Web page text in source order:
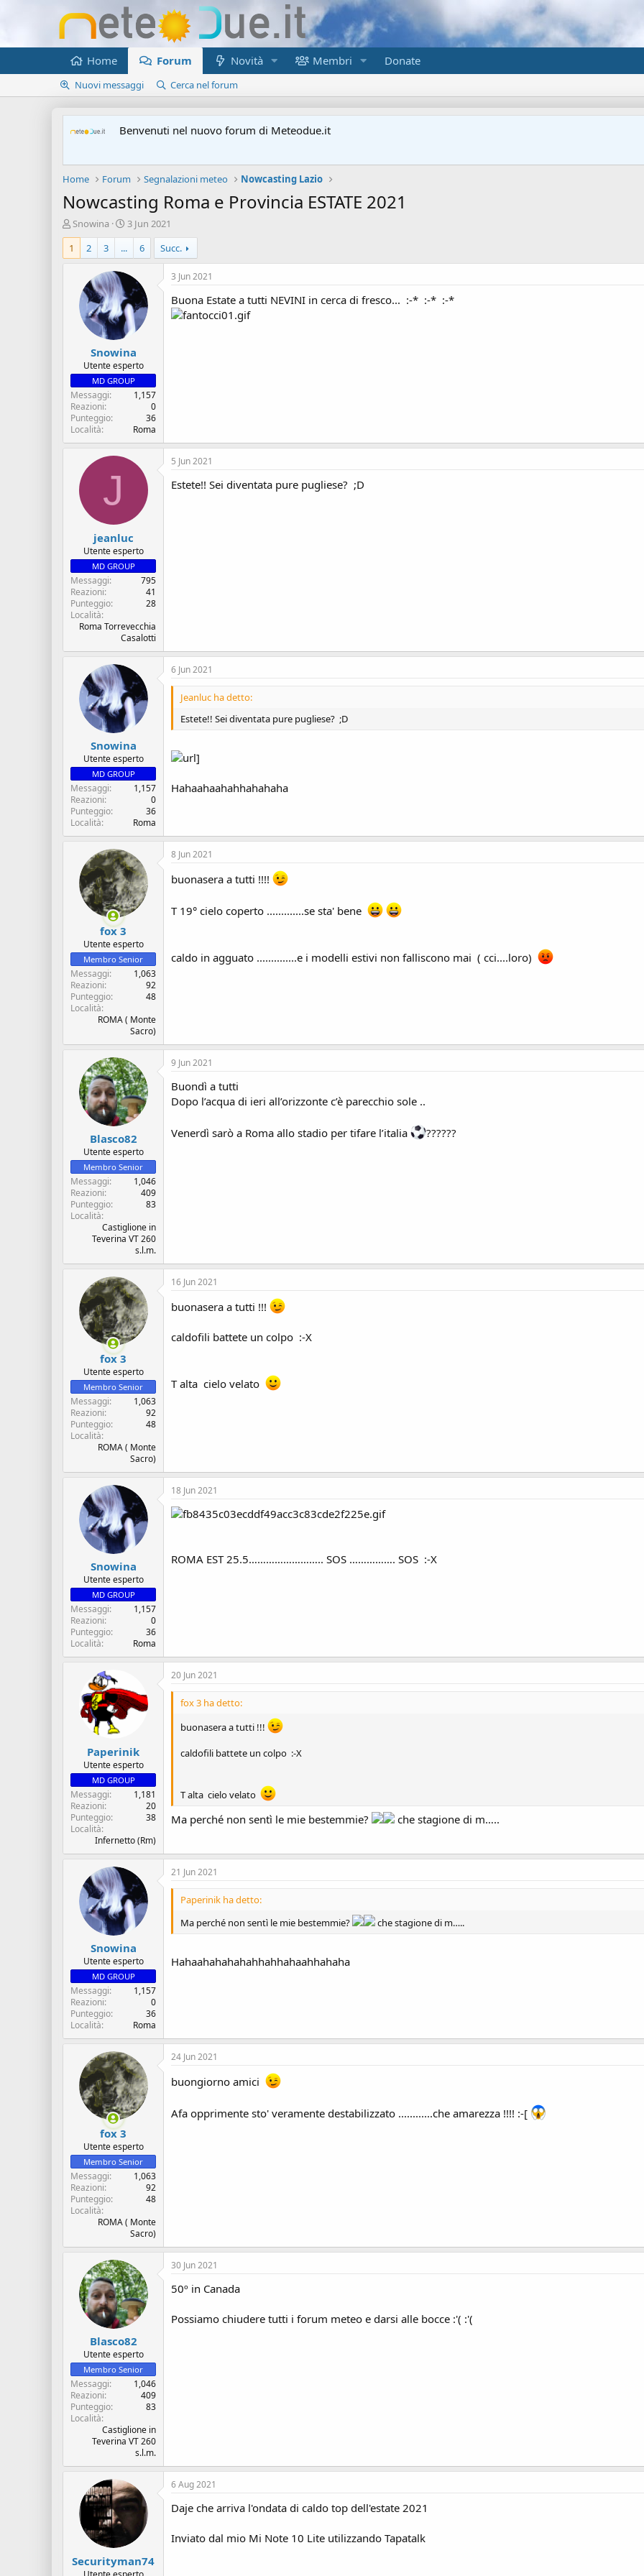
Home Forum Novità Membri Donate
Nuovi messaggi Cerca nel forum
Benvenuti nel nuovo forum di Meteodue.it
Home Forum Segnalazioni meteo Nowcasting Lazio
Nowcasting Roma e Provincia ESTATE 2021
A
u
t
o
s
i
o
n
e
Snowina
D
a
t
a
d
i
n
i
z
i
o
3 Jun 2021
1
2 3 ... 6 Succ.
Snowina
Utente esperto
MD GROUP
Messaggi
1,157
Reazioni
0
Punteggio
36
Località
Roma
3 Jun 2021
Buona Estate a tutti NEVINI in cerca di fresco... :-* :-* :-*
J
jeanluc
Utente esperto
MD GROUP
Messaggi
795
Reazioni
41
Punteggio
28
Località
Roma Torrevecchia
Casalotti
5 Jun 2021
Estete!! Sei diventata pure pugliese? ;D
Snowina
Utente esperto
MD GROUP
Messaggi
1,157
Reazioni
0
Punteggio
36
Località
Roma
6 Jun 2021
Jeanluc ha detto:
Estete!! Sei diventata pure pugliese? ;D
Hahaahaahahhahahaha
fox 3
Utente esperto
Membro Senior
Messaggi
1,063
Reazioni
92
Punteggio
48
Località
ROMA ( Monte
Sacro)
8 Jun 2021
buonasera a tutti !!!!
T 19° cielo coperto .............se sta' bene
caldo in agguato ..............e i modelli estivi non falliscono mai ( cci....loro)
Blasco82
Utente esperto
Membro Senior
Messaggi
1,046
Reazioni
409
Punteggio
83
Località
Castiglione in
Teverina VT 260
s.l.m.
9 Jun 2021
Buondì a tutti
Dopo l’acqua di ieri all’orizzonte c’è parecchio sole ..
Venerdì sarò a Roma allo stadio per tifare l’italia ️??????
fox 3
Utente esperto
Membro Senior
Messaggi
1,063
Reazioni
92
Punteggio
48
Località
ROMA ( Monte
Sacro)
16 Jun 2021
buonasera a tutti !!!
caldofili battete un colpo :-X
T alta cielo velato
Snowina
Utente esperto
MD GROUP
Messaggi
1,157
Reazioni
0
Punteggio
36
Località
Roma
18 Jun 2021
ROMA EST 25.5…………………….. SOS ……………. SOS :-X
Paperinik
Utente esperto
MD GROUP
Messaggi
1,181
Reazioni
20
Punteggio
38
Località
Infernetto (Rm)
20 Jun 2021
fox 3 ha detto:
buonasera a tutti !!!
caldofili battete un colpo :-X
T alta cielo velato
Ma perché non sentì le mie bestemmie? che stagione di m…..
Snowina
Utente esperto
MD GROUP
Messaggi
1,157
Reazioni
0
Punteggio
36
Località
Roma
21 Jun 2021
Paperinik ha detto:
Ma perché non sentì le mie bestemmie?
che stagione di m…..
Hahaahahahahahhahhahaahhahaha
fox 3
Utente esperto
Membro Senior
Messaggi
1,063
Reazioni
92
Punteggio
48
Località
ROMA ( Monte
Sacro)
24 Jun 2021
buongiorno amici
Afa opprimente sto' veramente destabilizzato ............che amarezza !!!! :-[
Blasco82
Utente esperto
Membro Senior
Messaggi
1,046
Reazioni
409
Punteggio
83
Località
Castiglione in
Teverina VT 260
s.l.m.
30 Jun 2021
50º in Canada
Possiamo chiudere tutti i forum meteo e darsi alle bocce :'( :'(
Securityman74
6 Aug 2021
Daje che arriva l'ondata di caldo top dell'estate 2021
Inviato dal mio Mi Note 10 Lite utilizzando Tapatalk